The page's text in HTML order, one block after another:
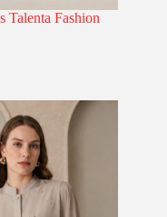
Talenta Fashion